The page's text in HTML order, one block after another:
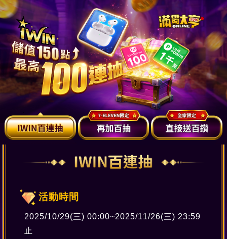
活動時間
2025/10/29(三) 00:00~2025/11/26(三) 23:59
止